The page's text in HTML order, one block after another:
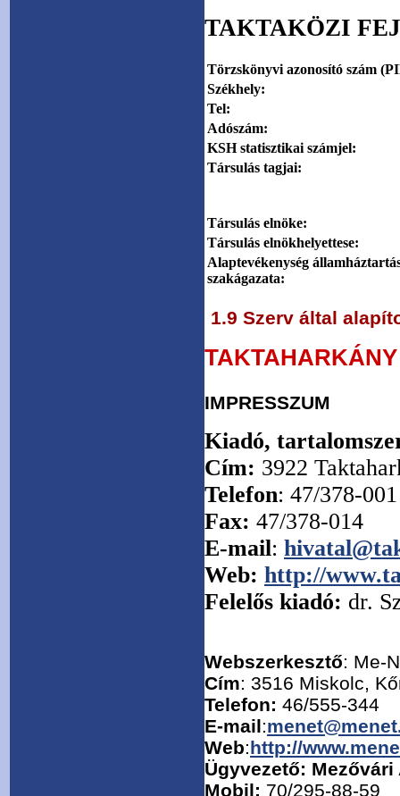
TAKTAKÖZI
Törzskönyvi azonosító szám
Székhely:
Tel:
Adószám:
KSH statisztikai számjel:
Társulás tagjai:
Társulás elnöke:
Társulás elnökhelyettese:
Alaptevékenység
szakágazata:
1.9 Szerv által
IMPRESSZUM
Kiadó,
Cím: 3922
Telefon: 47/378-001
Fax: 47/378-014
E-mail:
Web: http://
Felelős kiadó: dr.
Webszerkesztő: Me-
Cím: 3516 Miskolc,
Telefon: 46/555-344
E-mail:
Web:http://
Ügyvezető: Mezővári
Mobil: 70/295-88-59